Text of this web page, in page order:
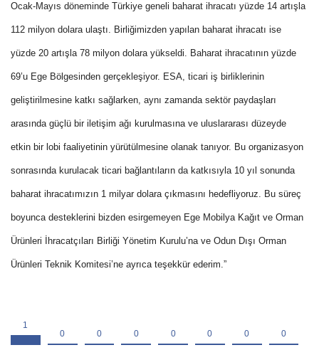
Ocak-Mayıs döneminde Türkiye geneli baharat ihracatı yüzde 14 artışla
112 milyon dolara ulaştı. Birliğimizden yapılan baharat ihracatı ise
yüzde 20 artışla 78 milyon dolara yükseldi. Baharat ihracatının yüzde
69’u Ege Bölgesinden gerçekleşiyor. ESA, ticari iş birliklerinin
geliştirilmesine katkı sağlarken, aynı zamanda sektör paydaşları
arasında güçlü bir iletişim ağı kurulmasına ve uluslararası düzeyde
etkin bir lobi faaliyetinin yürütülmesine olanak tanıyor. Bu organizasyon
sonrasında kurulacak ticari bağlantıların da katkısıyla 10 yıl sonunda
baharat ihracatımızın 1 milyar dolara çıkmasını hedefliyoruz. Bu süreç
boyunca desteklerini bizden esirgemeyen Ege Mobilya Kağıt ve Orman
Ürünleri İhracatçıları Birliği Yönetim Kurulu’na ve Odun Dışı Orman
Ürünleri Teknik Komitesi’ne ayrıca teşekkür ederim.”